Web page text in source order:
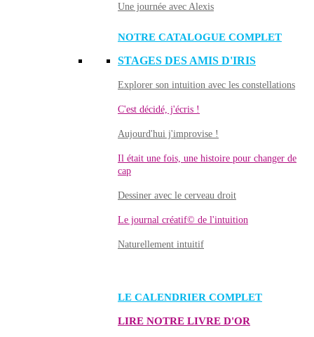
Une journée avec Alexis
NOTRE CATALOGUE COMPLET
STAGES DES AMIS D'IRIS
Explorer son intuition avec les constellations
C'est décidé, j'écris !
Aujourd'hui j'improvise !
Il était une fois, une histoire pour changer de
cap
Dessiner avec le cerveau droit
Le journal créatif© de l'intuition
Naturellement intuitif
LE CALENDRIER COMPLET
LIRE NOTRE LIVRE D'OR